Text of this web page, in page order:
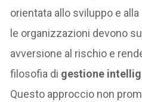
orientata allo sviluppo e
le organizzazioni devono
avversione al rischio e
filosofia di gestione
Questo approccio non